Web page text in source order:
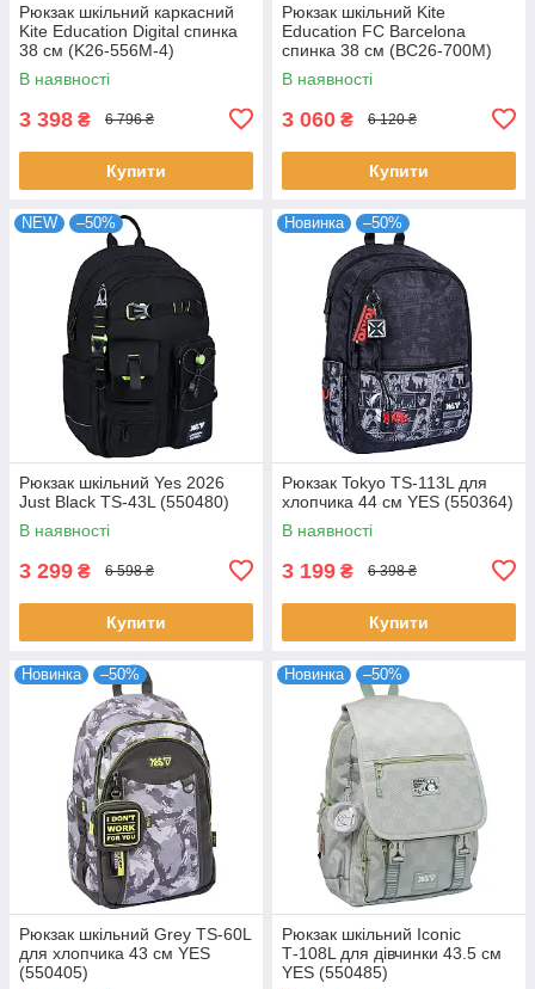
Рюкзак шкільний каркасний
Kite Education Digital спинка
38 см (K26-556M-4)
В наявності
3 398 ₴ 6 796 ₴
Купити
Рюкзак шкільний Kite
Education FC Barcelona
спинка 38 см (BC26-700M)
В наявності
3 060 ₴ 6 120 ₴
Купити
NEW –50%
Рюкзак шкільний Yes 2026
Just Black TS-43L (550480)
В наявності
3 299 ₴ 6 598 ₴
Купити
Новинка –50%
Pюкзак Tokyo TS-113L для
хлопчика 44 см YES (550364)
В наявності
3 199 ₴ 6 398 ₴
Купити
Новинка –50%
Рюкзак шкільний Grey TS-60L
для хлопчика 43 см YES
(550405)
Новинка –50%
Рюкзак шкільний Iconic
Т-108L для дівчинки 43.5 см
YES (550485)